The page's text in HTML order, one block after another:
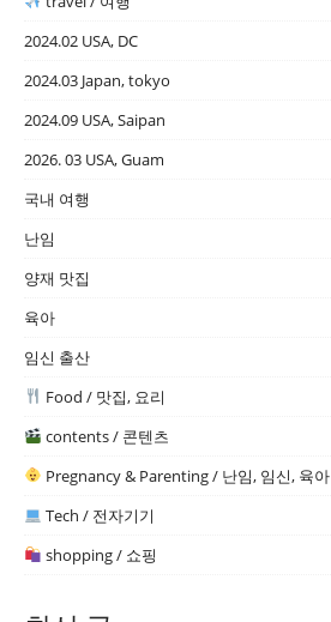
2024.02 USA, DC
2024.03 Japan, tokyo
2024.09 USA, Saipan
2026. 03 USA, Guam
국내 여행
난임
양재 맛집
육아
임신 출산
Food / 맛집, 요리
contents / 콘텐츠
Pregnancy & Parenting / 난임, 임신, 육아
Tech / 전자기기
shopping / 쇼핑